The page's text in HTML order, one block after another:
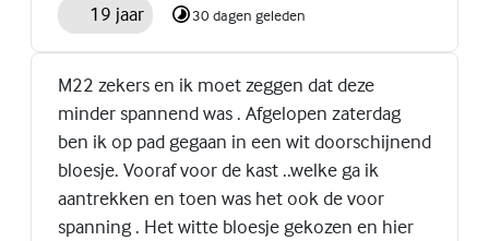
19 jaar 30 dagen geleden
M22 zekers en ik moet zeggen dat deze
minder spannend was . Afgelopen zaterdag
ben ik op pad gegaan in een wit doorschijnend
bloesje. Vooraf voor de kast ..welke ga ik
aantrekken en toen was het ook de voor
spanning . Het witte bloesje gekozen en hier